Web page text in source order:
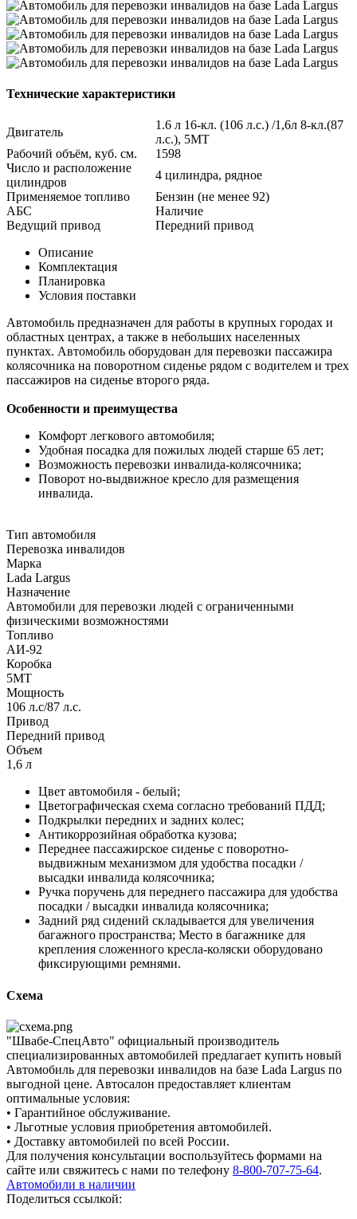
Технические характеристики
Двигатель
1.6 л 16-кл. (106 л.с.) /1,6л 8-кл.(87
л.с.), 5МТ
Рабочий объём, куб. см.
1598
Число и расположение
цилиндров
4 цилиндра, рядное
Применяемое топливо
Бензин (не менее 92)
АБС
Наличие
Ведущий привод
Передний привод
Описание
Комплектация
Планировка
Условия поставки
Автомобиль предназначен для работы в крупных городах и
областных центрах, а также в небольших населенных
пунктах. Автомобиль оборудован для перевозки пассажира
колясочника на поворотном сиденье рядом с водителем и трех
пассажиров на сиденье второго ряда.
Особенности и преимущества
Комфорт легкового автомобиля;
Удобная посадка для пожилых людей старше 65 лет;
Возможность перевозки инвалида-колясочника;
Поворот но-выдвижное кресло для размещения
инвалида.
Тип автомобиля
Перевозка инвалидов
Марка
Lada Largus
Назначение
Автомобили для перевозки людей с ограниченными
физическими возможностями
Топливо
АИ-92
Коробка
5МТ
Мощность
106 л.с/87 л.с.
Привод
Передний привод
Объем
1,6 л
Цвет автомобиля - белый;
Цветографическая схема согласно требований ПДД;
Подкрылки передних и задних колес;
Антикоррозийная обработка кузова;
Переднее пассажирское сиденье с поворотно-
выдвижным механизмом для удобства посадки /
высадки инвалида колясочника;
Ручка поручень для переднего пассажира для удобства
посадки / высадки инвалида колясочника;
Задний ряд сидений складывается для увеличения
багажного пространства; Место в багажнике для
крепления сложенного кресла-коляски оборудовано
фиксирующими ремнями.
Схема
"Швабе-СпецАвто" официальный производитель
специализированных автомобилей предлагает купить новый
Автомобиль для перевозки инвалидов на базе Lada Largus по
выгодной цене. Автосалон предоставляет клиентам
оптимальные условия:
• Гарантийное обслуживание.
• Льготные условия приобретения автомобилей.
• Доставку автомобилей по всей России.
Для получения консультации воспользуйтесь формами на
сайте или свяжитесь с нами по телефону 8-800-707-75-64.
Автомобили в наличии
Поделиться ссылкой: